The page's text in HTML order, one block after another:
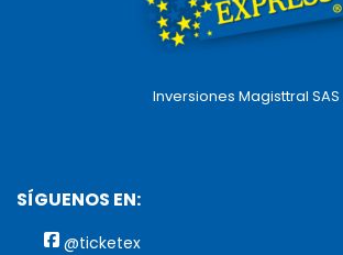
Inversiones Magisttral SAS
SÍGUENOS EN:
@ticketex